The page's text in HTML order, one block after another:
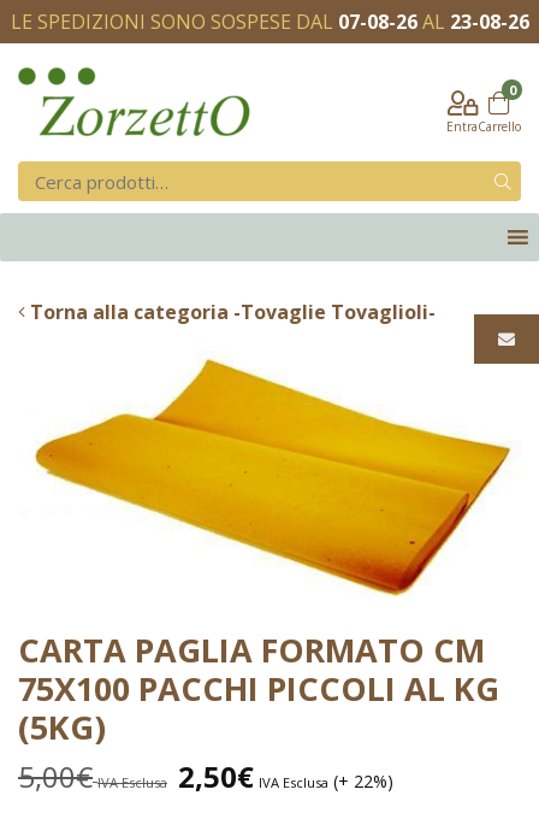
LE SPEDIZIONI SONO SOSPESE DAL 07-08-26AL 23-08-26
Entra
0
Carrello
Torna alla categoria -Tovaglie Tovaglioli-
CARTA PAGLIA FORMATO CM
75X100 PACCHI PICCOLI AL KG
(5KG)
5,00€ IVA Esclusa 2,50€ IVA Esclusa (+ 22%)